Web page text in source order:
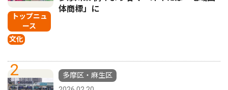
トップニュ
ース
文化
体商標」に
2
多摩区・麻生区